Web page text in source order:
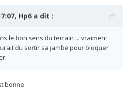
Hp6 a dit :
le bon sens du terrain ... vraiment
du sortir sa jambe pour bloquer
bonne